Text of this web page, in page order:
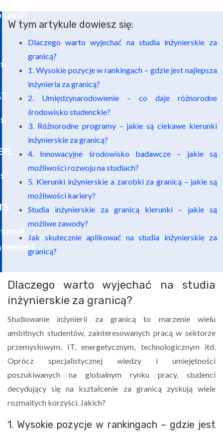
W tym artykule dowiesz się:
Dlaczego warto wyjechać na studia inżynierskie za
granicą?
1. Wysokie pozycje w rankingach – gdzie jest najlepsza
inżynieria za granicą?
2. Umiędzynarodowienie – co daje różnorodne
środowisko studenckie?
3. Różnorodne programy – jakie są ciekawe kierunki
inżynierskie za granicą?
4. Innowacyjne środowisko badawcze – jakie są
możliwości rozwoju na studiach?
5. Kierunki inżynierskie a zarobki za granicą – jakie są
możliwości kariery?
Studia inżynierskie za granicą kierunki – jakie są
możliwe zawody?
Jak skutecznie aplikować na studia inżynierskie za
granicą?
Dlaczego warto wyjechać na studia
inżynierskie za granicą?
Studiowanie inżynierii za granicą to marzenie wielu
ambitnych studentów, zainteresowanych pracą w sektorze
przemysłowym, IT, energetycznym, technologicznym itd.
Oprócz specjalistycznej wiedzy i umiejętności
poszukiwanych na globalnym rynku pracy, studenci
decydujący się na kształcenie za granicą zyskują wiele
rozmaitych korzyści. Jakich?
1. Wysokie pozycje w rankingach – gdzie jest